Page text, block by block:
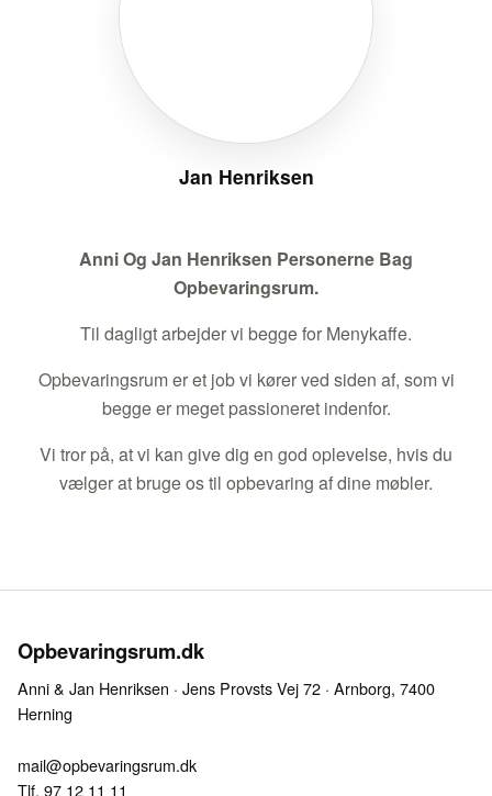
Jan Henriksen
Anni Og Jan Henriksen Personerne Bag
Opbevaringsrum.
Til dagligt arbejder vi begge for Menykaffe.
Opbevaringsrum er et job vi kører ved siden af, som vi
begge er meget passioneret indenfor.
Vi tror på, at vi kan give dig en god oplevelse, hvis du
vælger at bruge os til opbevaring af dine møbler.
Opbevaringsrum.dk
Anni & Jan Henriksen · Jens Provsts Vej 72 · Arnborg, 7400
Herning
mail@opbevaringsrum.dk
Tlf. 97 12 11 11